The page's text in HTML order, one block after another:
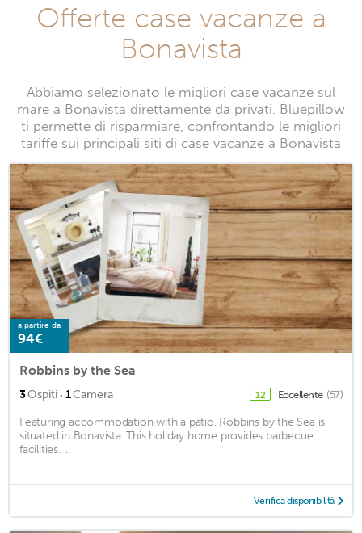
Offerte case vacanze a
Bonavista
Abbiamo selezionato le migliori case vacanze sul
mare a Bonavista direttamente da privati. Bluepillow
ti permette di risparmiare, confrontando le migliori
tariffe sui principali siti di case vacanze a Bonavista
a partire da
94€
Robbins by the Sea
3Ospiti · 1Camera 12 Eccellente (57)
Featuring accommodation with a patio, Robbins by the Sea is
situated in Bonavista. This holiday home provides barbecue
facilities. ...
Verifica disponibilità